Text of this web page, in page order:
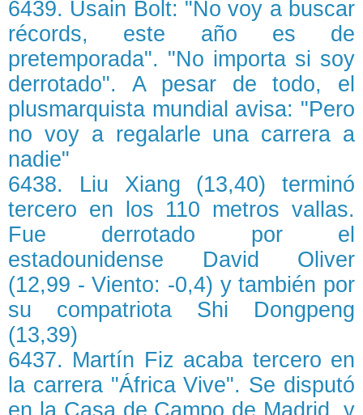
6439. Usain Bolt: "No voy a buscar
récords, este año es de
pretemporada". "No importa si soy
derrotado". A pesar de todo, el
plusmarquista mundial avisa: "Pero
no voy a regalarle una carrera a
nadie"
6438. Liu Xiang (13,40) terminó
tercero en los 110 metros vallas.
Fue derrotado por el
estadounidense David Oliver
(12,99 - Viento: -0,4) y también por
su compatriota Shi Dongpeng
(13,39)
6437. Martín Fiz acaba tercero en
la carrera "África Vive". Se disputó
en la Casa de Campo de Madrid, y